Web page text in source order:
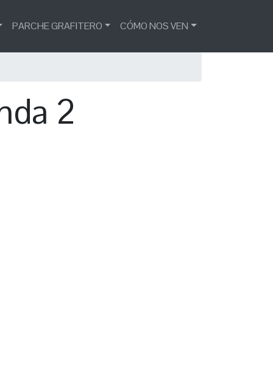
PARCHE GRAFITERO CÓMO NOS VEN
2